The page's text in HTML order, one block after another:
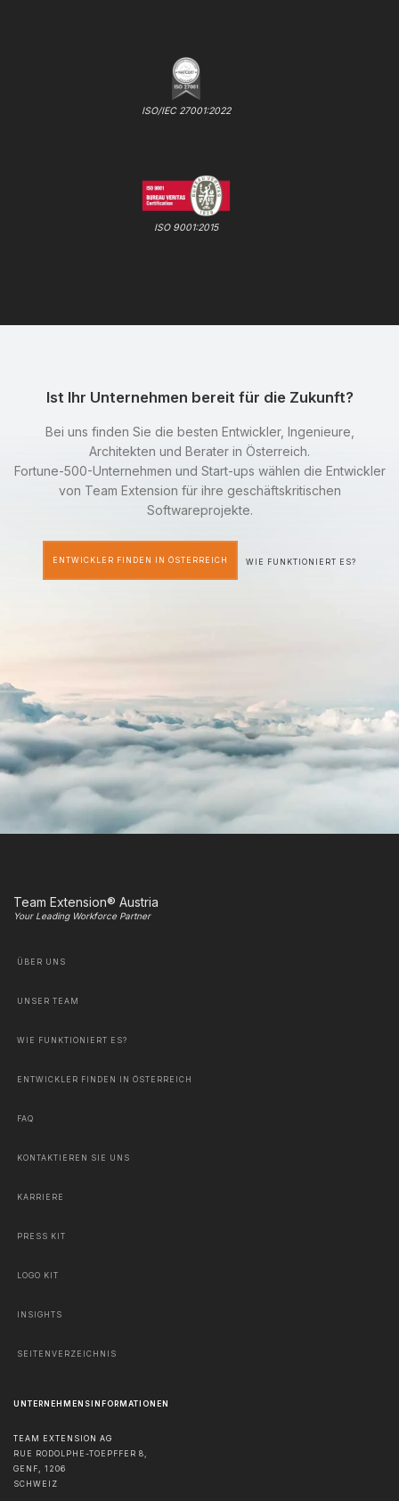
ISO/IEC 27001:2022
ISO 9001:2015
Ist Ihr Unternehmen bereit für die Zukunft?
Bei uns finden Sie die besten Entwickler, Ingenieure,
Architekten und Berater in Österreich.
Fortune-500-Unternehmen und Start-ups wählen die Entwickler
von Team Extension für ihre geschäftskritischen
Softwareprojekte.
ENTWICKLER FINDEN IN ÖSTERREICH WIE FUNKTIONIERT ES?
Team Extension® Austria
Your Leading Workforce Partner
ÜBER UNS
UNSER TEAM
WIE FUNKTIONIERT ES?
ENTWICKLER FINDEN IN ÖSTERREICH
FAQ
KONTAKTIEREN SIE UNS
KARRIERE
PRESS KIT
LOGO KIT
INSIGHTS
SEITENVERZEICHNIS
UNTERNEHMENSINFORMATIONEN
TEAM EXTENSION AG
RUE RODOLPHE-TOEPFFER 8,
GENF, 1206
SCHWEIZ